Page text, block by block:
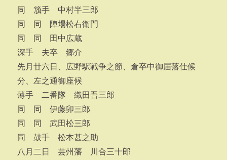
同 籏手 中村半三郎
同 同 陣場松右衛門
同 同 田中広蔵
深手 夫卒 郷介
先月廿六日、広野駅戦争之節、倉卒中御届落仕候
分、左之通御座候
薄手 二番隊 織田吾三郎
同 同 伊藤卯三郎
同 同 武田松三郎
同 鼓手 松本甚之助
八月二日 芸州藩 川合三十郎